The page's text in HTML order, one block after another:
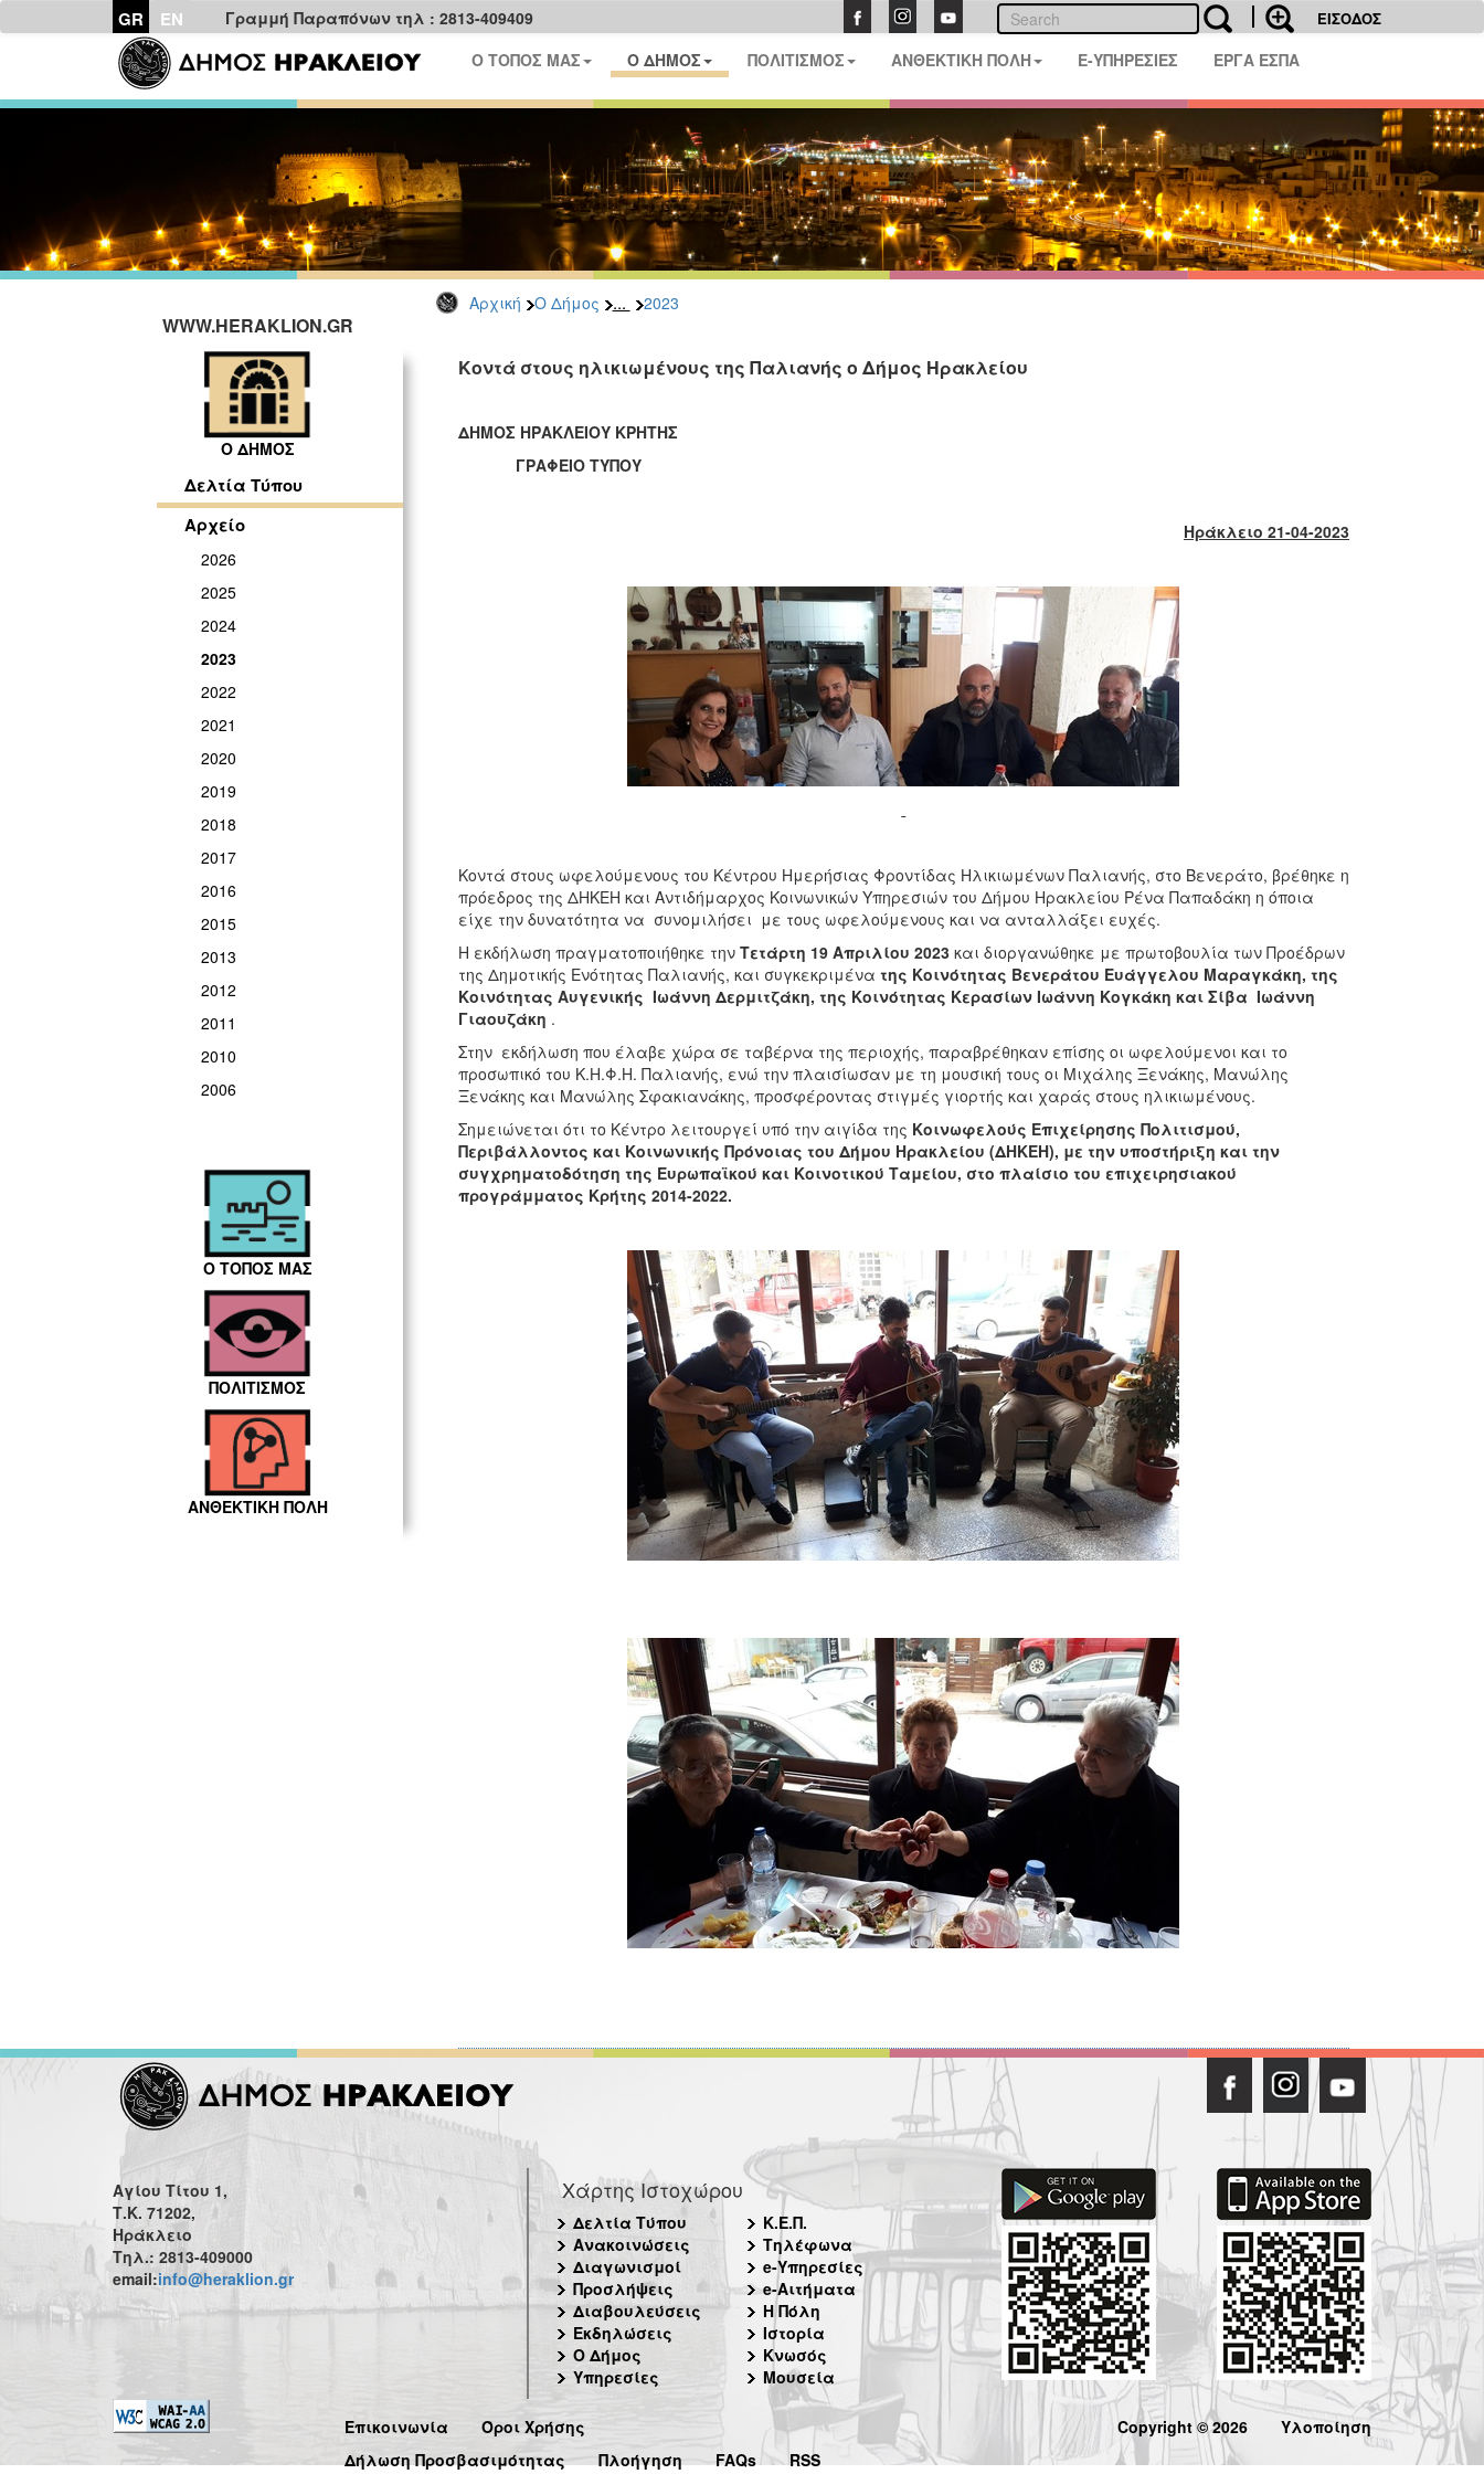
GR EN Γραμμή Παραπόνων τηλ : 2813-409409 ΕΙΣΟΔΟΣ
Ο ΤΟΠΟΣ ΜΑΣ Ο ΔΗΜΟΣ ΠΟΛΙΤΙΣΜΟΣ ΑΝΘΕΚΤΙΚΗ ΠΟΛΗ E-ΥΠΗΡΕΣΙΕΣ ΕΡΓΑ ΕΣΠΑ
Αρχική Ο Δήμος ... 2023
WWW.HERAKLION.GR
Ο ΔΗΜΟΣ
Δελτία Τύπου
Αρχείο
2026
2025
2024
2023
2022
2021
2020
2019
2018
2017
2016
2015
2013
2012
2011
2010
2006
Ο ΤΟΠΟΣ ΜΑΣ
ΠΟΛΙΤΙΣΜΟΣ
ΑΝΘΕΚΤΙΚΗ ΠΟΛΗ
Κοντά στους ηλικιωμένους της Παλιανής ο Δήμος Ηρακλείου
ΔΗΜΟΣ ΗΡΑΚΛΕΙΟΥ ΚΡΗΤΗΣ
ΓΡΑΦΕΙΟ ΤΥΠΟΥ
Ηράκλειο 21-04-2023
Κοντά στους ωφελούμενους του Κέντρου Ημερήσιας Φροντίδας Ηλικιωμένων Παλιανής, στο Βενεράτο, βρέθηκε η
πρόεδρος της ΔΗΚΕΗ και Αντιδήμαρχος Κοινωνικών Υπηρεσιών του Δήμου Ηρακλείου Ρένα Παπαδάκη η όποια
είχε την δυνατότητα να συνομιλήσει με τους ωφελούμενους και να ανταλλάξει ευχές.
Η εκδήλωση πραγματοποιήθηκε τηνΤετάρτη 19 Απριλίου 2023 και διοργανώθηκε με πρωτοβουλία των Προέδρων
της Δημοτικής Ενότητας Παλιανής, και συγκεκριμένα της Κοινότητας Βενεράτου Ευάγγελου Μαραγκάκη, της
Κοινότητας Αυγενικής Ιωάννη Δερμιτζάκη, της Κοινότητας Κερασίων Ιωάννη Κογκάκη και Σίβα Ιωάννη
Γιαουζάκη .
Στην εκδήλωση που έλαβε χώρα σε ταβέρνα της περιοχής, παραβρέθηκαν επίσης οι ωφελούμενοι και το
προσωπικό του Κ.Η.Φ.Η. Παλιανής, ενώ την πλαισίωσαν με τη μουσική τους οι Μιχάλης Ξενάκης, Μανώλης
Ξενάκης και Μανώλης Σφακιανάκης, προσφέροντας στιγμές γιορτής και χαράς στους ηλικιωμένους.
Σημειώνεται ότι το Κέντρο λειτουργεί υπό την αιγίδα της Κοινωφελούς Επιχείρησης Πολιτισμού,
Περιβάλλοντος και Κοινωνικής Πρόνοιας του Δήμου Ηρακλείου (ΔΗΚΕΗ), με την υποστήριξη και την
συγχρηματοδότηση της Ευρωπαϊκού και Κοινοτικού Ταμείου, στο πλαίσιο του επιχειρησιακού
προγράμματος Κρήτης 2014-2022.
Αγίου Τίτου 1,
Τ.Κ. 71202,
Ηράκλειο
Τηλ.: 2813-409000
email:info@heraklion.gr
Χάρτης Ιστοχώρου
Δελτία Τύπου
Ανακοινώσεις
Διαγωνισμοί
Προσλήψεις
Διαβουλεύσεις
Εκδηλώσεις
Ο Δήμος
Υπηρεσίες
Κ.Ε.Π.
Τηλέφωνα
e-Υπηρεσίες
e-Αιτήματα
Η Πόλη
Ιστορία
Κνωσός
Μουσεία
Επικοινωνία
Όροι Χρήσης
Δήλωση Προσβασιμότητας
Πλοήγηση FAQs RSS
Copyright © 2026 Υλοποίηση